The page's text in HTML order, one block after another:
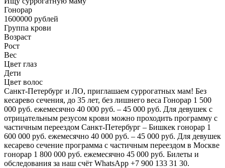
Гонoрар
1600000 рублей
Группа крови
Возраст
Рост
Вес
Цвет глаз
Дети
Цвет волос
Санкт-Петербург и ЛО, приглашаем суррогатных мам! Без
кесарево сечения, до 35 лет, без лишнего веса Гонорар 1 500
000 руб. ежемесячно 40 000 руб. – 45 000 руб. Для девушек с
отрицательным резусом крови можно проходить программу с
частичным переездом Санкт-Петербург – Бишкек гонорар 1
600 000 руб. ежемесячно 40 000 руб. – 45 000 руб. Для девушек
кесарево сечение программа с частичным переездом в Москве
гонорар 1 800 000 руб. ежемесячно 45 000 руб. Билеты и
обследования за наш счёт WhatsApp +7 900 133 31 30.